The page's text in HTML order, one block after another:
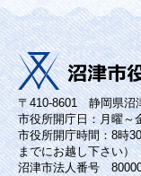
〒410-8601 静岡県沼
市役所開庁日：月曜～
市役所開庁時間：8時
までにお越し下さい）
沼津市法人番号